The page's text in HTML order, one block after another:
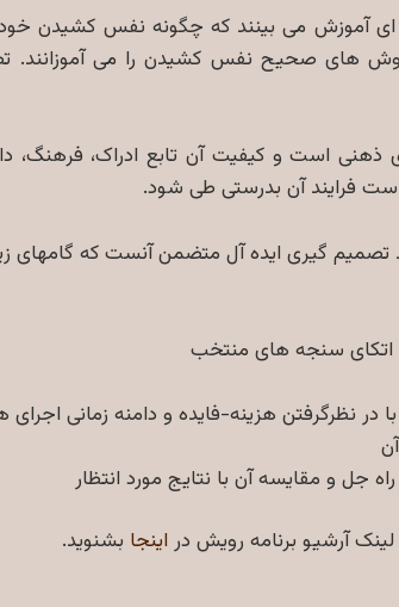
ای آموزش می بینند که چگونه نفس کشیدن خود
روش های صحیح نفس کشیدن را می
ذهنی است و کیفیت آن تابع ادراک، فرهنگ،
است فرایند آن بدرستی طی شود.
تصمیم گیری ایده آل متضمن آنست که گامهای
اتکای سنجه های منتخب
در نظرگرفتن هزینه-فایده و دامنه زمانی اجرای
جل و مقایسه آن با نتایج مورد انتظار
لینک آرشیو برنامه رویش در اینجا بشنوید.